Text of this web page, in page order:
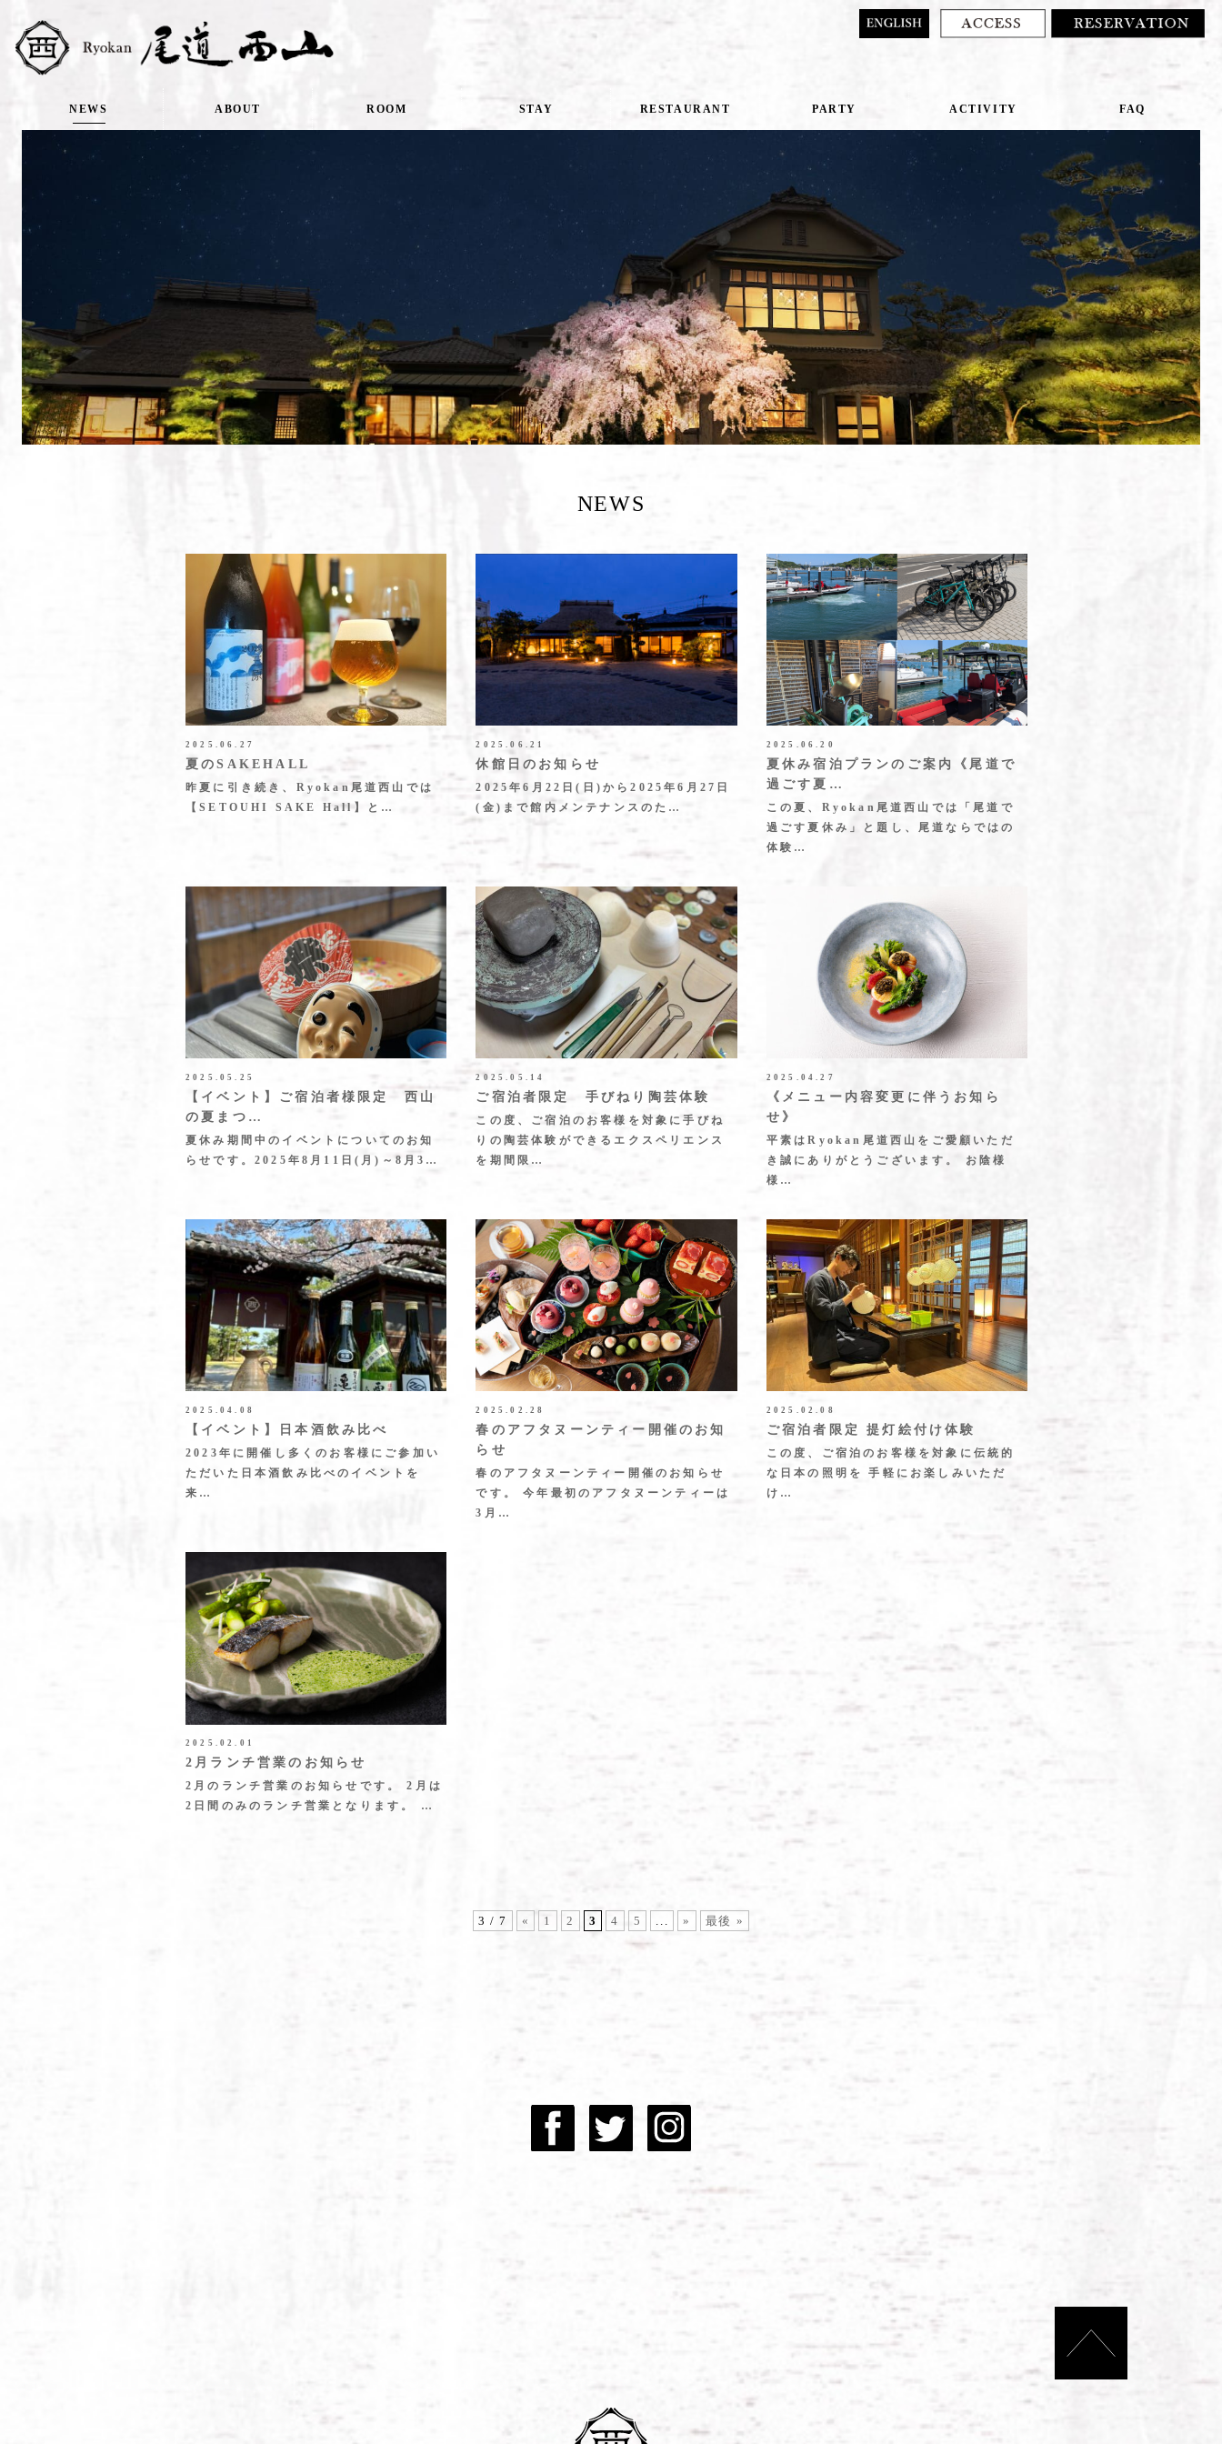
NEWS ABOUT ROOM STAY RESTAURANT PARTY ACTIVITY FAQ
NEWS
2025.06.27
夏のSAKEHALL
昨夏に引き続き、Ryokan尾道西山では
【SETOUHI SAKE Hall】と…
2025.06.21
休館日のお知らせ
2025年6月22日(日)から2025年6月27日
(金)まで館内メンテナンスのた…
2025.06.20
夏休み宿泊プランのご案内《尾道で
過ごす夏…
この夏、Ryokan尾道西山では「尾道で
過ごす夏休み」と題し、尾道ならではの
体験…
2025.05.25
【イベント】ご宿泊者様限定 西山
の夏まつ…
夏休み期間中のイベントについてのお知
らせです。2025年8月11日(月)～8月3…
2025.05.14
ご宿泊者限定 手びねり陶芸体験
この度、ご宿泊のお客様を対象に手びね
りの陶芸体験ができるエクスペリエンス
を期間限…
2025.04.27
《メニュー内容変更に伴うお知ら
せ》
平素はRyokan尾道西山をご愛顧いただ
き誠にありがとうございます。 お陰様
様…
2025.04.08
【イベント】日本酒飲み比べ
2023年に開催し多くのお客様にご参加い
ただいた日本酒飲み比べのイベントを
来…
2025.02.28
春のアフタヌーンティー開催のお知
らせ
春のアフタヌーンティー開催のお知らせ
です。 今年最初のアフタヌーンティーは
3月…
2025.02.08
ご宿泊者限定 提灯絵付け体験
この度、ご宿泊のお客様を対象に伝統的
な日本の照明を 手軽にお楽しみいただ
け…
2025.02.01
2月ランチ営業のお知らせ
2月のランチ営業のお知らせです。 2月は
2日間のみのランチ営業となります。 …
3 / 7 « 1 2 3 4 5 » 最後 »